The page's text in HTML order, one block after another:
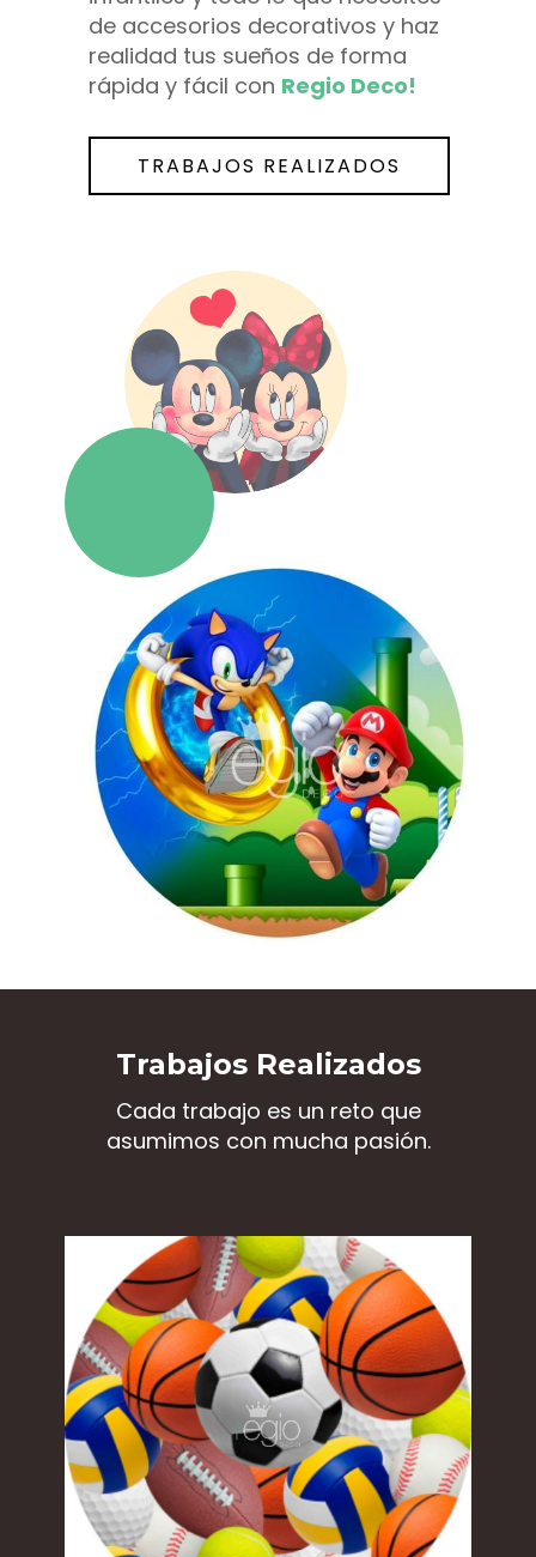
de accesorios decorativos y haz
realidad tus sueños de forma
rápida y fácil con Regio Deco!
TRABAJOS REALIZADOS
TrabajosRealizados
Cada trabajo es un reto que
asumimos con mucha pasión.